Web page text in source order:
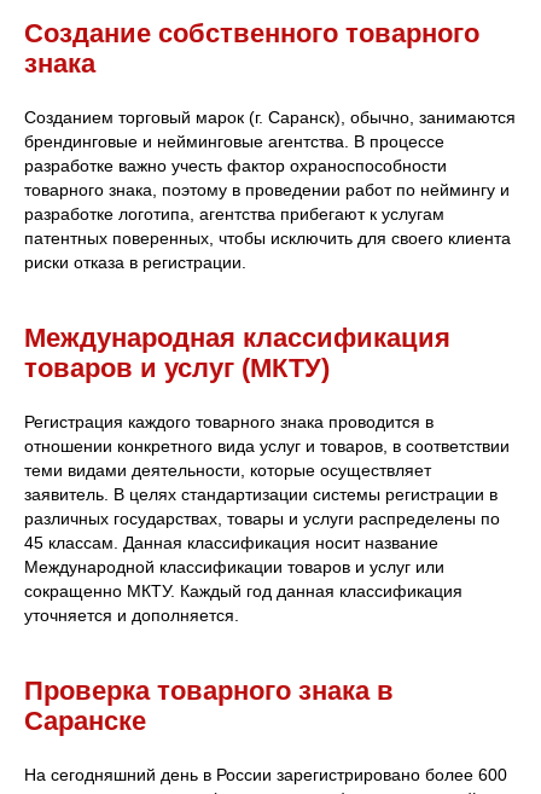
Создание собственного товарного
знака
Созданием торговый марок (г. Саранск), обычно, занимаются
брендинговые и нейминговые агентства. В процессе
разработке важно учесть фактор охраноспособности
товарного знака, поэтому в проведении работ по неймингу и
разработке логотипа, агентства прибегают к услугам
патентных поверенных, чтобы исключить для своего клиента
риски отказа в регистрации.
Международная классификация
товаров и услуг (МКТУ)
Регистрация каждого товарного знака проводится в
отношении конкретного вида услуг и товаров, в соответствии
теми видами деятельности, которые осуществляет
заявитель. В целях стандартизации системы регистрации в
различных государствах, товары и услуги распределены по
45 классам. Данная классификация носит название
Международной классификации товаров и услуг или
сокращенно МКТУ. Каждый год данная классификация
уточняется и дополняется.
Проверка товарного знака в
Саранске
На сегодняшний день в России зарегистрировано более 600